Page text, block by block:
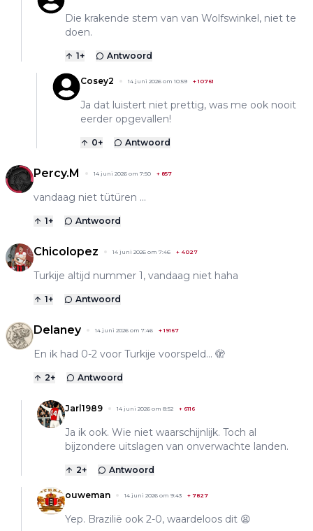
Die krakende stem van van Wolfswinkel, niet te
doen.
1+ Antwoord
Cosey2 14 juni 2026 om 10:59 +10761
Ja dat luistert niet prettig, was me ook nooit
eerder opgevallen!
0+ Antwoord
Percy.M 14 juni 2026 om 7:50 + 857
vandaag niet tütüren ...
1+ Antwoord
Chicolopez 14 juni 2026 om 7:46 + 4027
Turkije altijd nummer 1, vandaag niet haha
1+ Antwoord
Delaney 14 juni 2026 om 7:46 +19167
En ik had 0-2 voor Turkije voorspeld... 🫣
2+ Antwoord
Jarl1989 14 juni 2026 om 8:52 + 6116
Ja ik ook. Wie niet waarschijnlijk. Toch al
bijzondere uitslagen van onverwachte landen.
2+ Antwoord
ouweman 14 juni 2026 om 9:43 + 7827
Yep. Brazilië ook 2-0, waardeloos dit 😫